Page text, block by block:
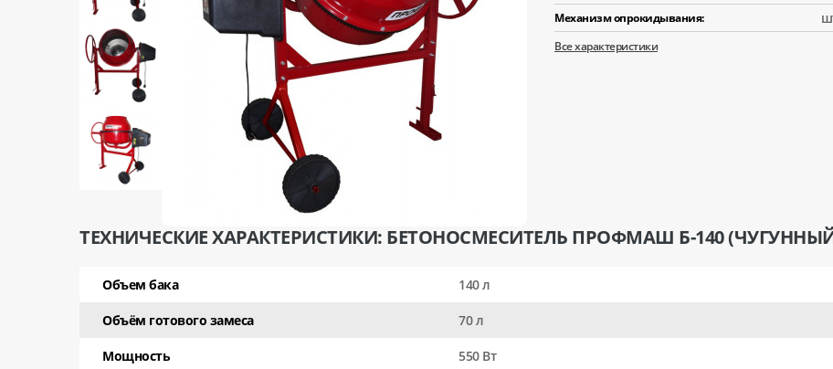
Механизм опрокидывания:
Все характеристики
ТЕХНИЧЕСКИЕ ХАРАКТЕРИСТИКИ: БЕТОНОСМЕСИТЕЛЬ ПРОФМАШ Б-140
Объем бака 140 л
Объём готового замеса 70 л
Мощность 550 Вт